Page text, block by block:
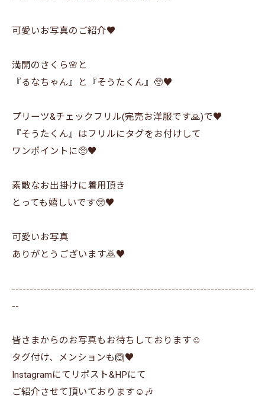
可愛いお写真のご紹介♥️
満開のさくら🌸と
『るなちゃん』と『そうたくん』🥺♥️
プリーツ&チェックフリル(完売お洋服です🙏)で♥️
『そうたくん』はフリルにタグをお付けして
ワンポイントに🥺♥️
素敵なお出掛けに着用頂き
とっても嬉しいです🥺♥️
可愛いお写真
ありがとうございます🙇♥️
--------------------------------------------------------------------
--
皆さまからのお写真もお待ちしております☺️
タグ付け、メンションも🙆♥️
Instagramにてリポスト&HPにて
ご紹介させて頂いております☺️🎶